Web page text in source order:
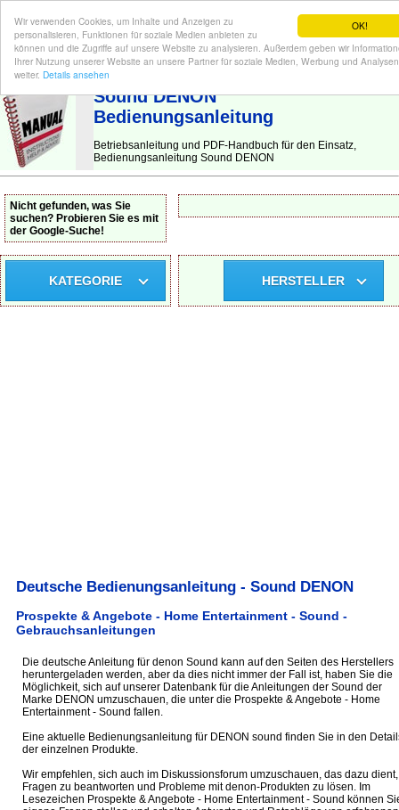
OK!
Wir verwenden Cookies, um Inhalte und Anzeigen zu
personalisieren, Funktionen für soziale Medien anbieten zu
können und die Zugriffe auf unsere Website zu analysieren. Außerdem geben wir
Ihrer Nutzung unserer Website an unsere Partner für soziale Medien, Werbung und Analysen
weiter. Details ansehen
BEDIENUNGSANLEITUNG | Hier finden Sie die deutsche Anleitung!
Sound DENON
Bedienungsanleitung
Betriebsanleitung und PDF-Handbuch für den Einsatz,
Bedienungsanleitung Sound DENON
Nicht gefunden, was Sie
suchen? Probieren Sie es mit
der Google-Suche!
KATEGORIE HERSTELLER
Deutsche Bedienungsanleitung - Sound DENON
Prospekte & Angebote - Home Entertainment - Sound -
Gebrauchsanleitungen
Die deutsche Anleitung für denon Sound kann auf den Seiten des Herstellers
heruntergeladen werden, aber da dies nicht immer der Fall ist, haben Sie die
Möglichkeit, sich auf unserer Datenbank für die Anleitungen der Sound der
Marke DENON umzuschauen, die unter die Prospekte & Angebote - Home
Entertainment - Sound fallen.
Eine aktuelle Bedienungsanleitung für DENON sound finden Sie in den
der einzelnen Produkte.
Wir empfehlen, sich auch im Diskussionsforum umzuschauen, das dazu dient,
Fragen zu beantworten und Probleme mit denon-Produkten zu lösen. Im
Lesezeichen Prospekte & Angebote - Home Entertainment - Sound können